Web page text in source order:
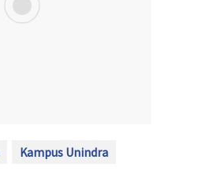
Kampus Unindra